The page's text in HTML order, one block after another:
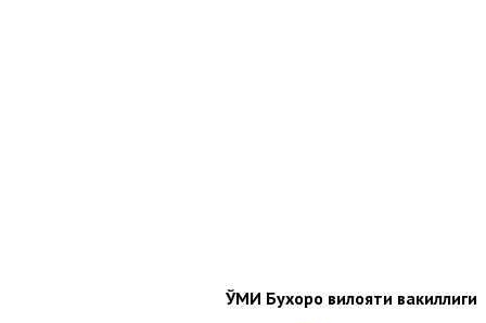
ЎМИ Бухоро вилояти вакиллиги